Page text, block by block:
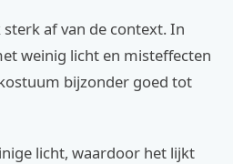
af van de context. In
weinig licht en misteffecten
bijzonder goed tot
licht, waardoor het lijkt